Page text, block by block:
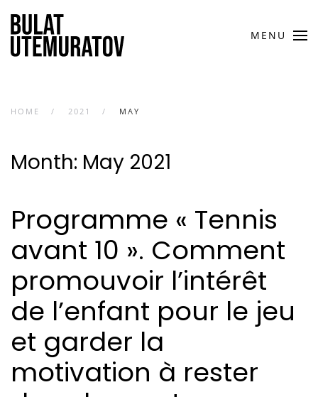
MENU
HOME 2021 MAY
Month: May 2021
Programme « Tennis
avant 10 ». Comment
promouvoir l’intérêt
de l’enfant pour le jeu
et garder la
motivation à rester